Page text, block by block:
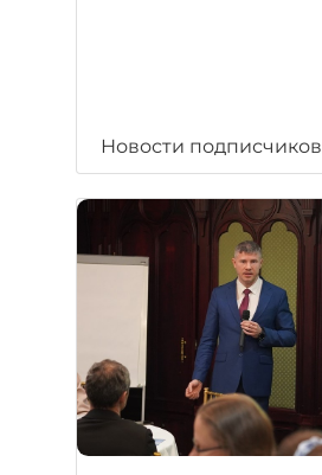
Новости подписчиков